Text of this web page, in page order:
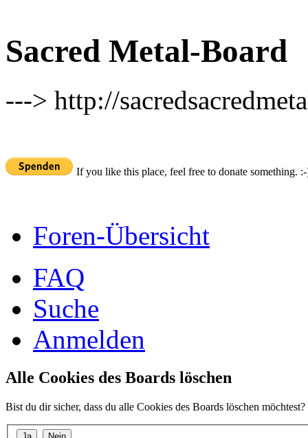
Sacred Metal-Board
---> http://
If you like this place, feel free to donate something.
Foren-Übersicht
FAQ
Suche
Anmelden
Alle Cookies des Boards löschen
Bist du dir sicher, dass du alle Cookies des Boards löschen möchtest?